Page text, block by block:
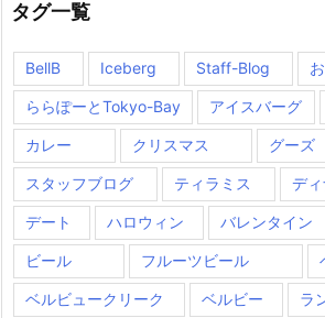
タグ一覧
BellB Iceberg Staff-Blog
ららぽーとTokyo-Bay アイスバーグ
カレー クリスマス グーズ
スタッフブログ ティラミス デ
デート ハロウィン バレンタイン
ビール フルーツビール
ベルビュークリーク ベルビー ラ